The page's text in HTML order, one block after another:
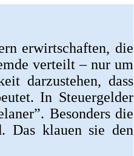
erwirtschaften, die
verteilt – nur um
darzustehen, dass
In Steuergelder
Besonders die
Das klauen sie den